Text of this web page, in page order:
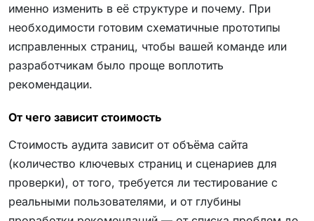
именно изменить в её структуре и почему. При
необходимости готовим схематичные прототипы
исправленных страниц, чтобы вашей команде или
разработчикам было проще воплотить
рекомендации.
От чего зависит стоимость
Стоимость аудита зависит от объёма сайта
(количество ключевых страниц и сценариев для
проверки), от того, требуется ли тестирование с
реальными пользователями, и от глубины